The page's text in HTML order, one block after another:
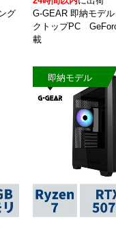
グ
G-GEAR 即納モデ
クトップPC
載
即納モデル